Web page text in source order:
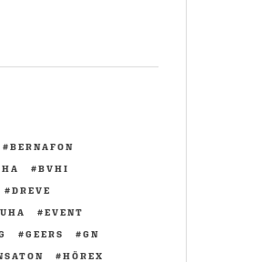
BERNAFON
BVHI
DREVE
EVENT
GEERS
GN
HÖREX